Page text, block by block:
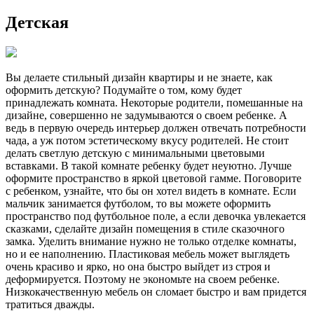
Детская
Вы делаете стильный дизайн квартиры и не знаете, как
оформить детскую? Подумайте о том, кому будет
принадлежать комната. Некоторые родители, помешанные на
дизайне, совершенно не задумываются о своем ребенке. А
ведь в первую очередь интерьер должен отвечать потребности
чада, а уж потом эстетическому вкусу родителей. Не стоит
делать светлую детскую с минимальными цветовыми
вставками. В такой комнате ребенку будет неуютно. Лучше
оформите пространство в яркой цветовой гамме. Поговорите
с ребенком, узнайте, что бы он хотел видеть в комнате. Если
мальчик занимается футболом, то вы можете оформить
пространство под футбольное поле, а если девочка увлекается
сказками, сделайте дизайн помещения в стиле сказочного
замка. Уделить внимание нужно не только отделке комнаты,
но и ее наполнению. Пластиковая мебель может выглядеть
очень красиво и ярко, но она быстро выйдет из строя и
деформируется. Поэтому не экономьте на своем ребенке.
Низкокачественную мебель он сломает быстро и вам придется
тратиться дважды.